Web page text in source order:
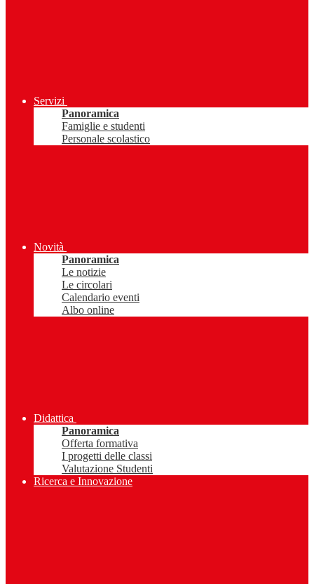
Servizi
Panoramica
Famiglie e studenti
Personale scolastico
Novità
Panoramica
Le notizie
Le circolari
Calendario eventi
Albo online
Didattica
Panoramica
Offerta formativa
I progetti delle classi
Valutazione Studenti
Ricerca e Innovazione